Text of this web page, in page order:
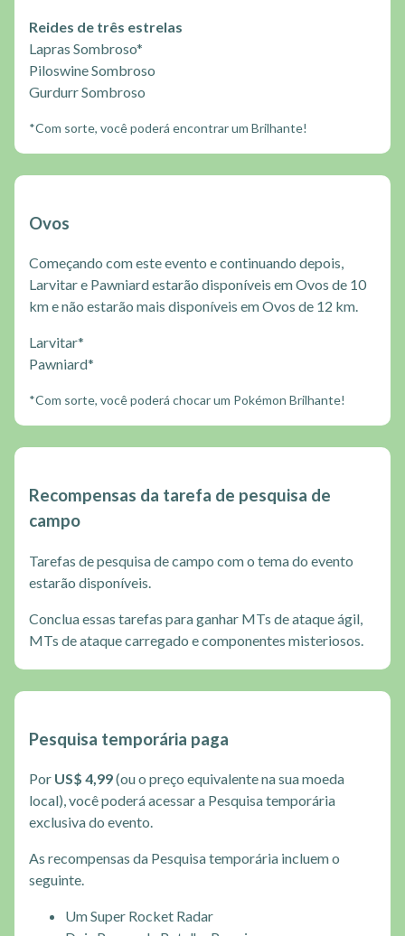
Reides de três estrelas
Lapras Sombroso*
Piloswine Sombroso
Gurdurr Sombroso
*Com sorte, você poderá encontrar um Brilhante!
Ovos
Começando com este evento e continuando depois,
Larvitar e Pawniard estarão disponíveis em Ovos de 10
km e não estarão mais disponíveis em Ovos de 12 km.
Larvitar*
Pawniard*
*Com sorte, você poderá chocar um Pokémon Brilhante!
Recompensas da tarefa de pesquisa de
campo
Tarefas de pesquisa de campo com o tema do evento
estarão disponíveis.
Conclua essas tarefas para ganhar MTs de ataque ágil,
MTs de ataque carregado e componentes misteriosos.
Pesquisa temporária paga
Por US$ 4,99(ou o preço equivalente na sua moeda
local), você poderá acessar a Pesquisa temporária
exclusiva do evento.
As recompensas da Pesquisa temporária incluem o
seguinte.
Um Super Rocket Radar